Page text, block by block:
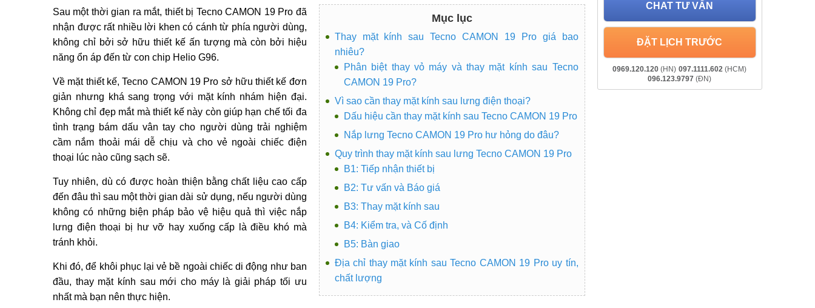
Mục lục
Thay mặt kính sau Tecno CAMON 19 Pro giá bao
nhiêu?
Phân biệt thay vỏ máy và thay mặt kính sau Tecno
CAMON 19 Pro?
Vì sao cần thay mặt kính sau lưng điện thoại?
Dấu hiệu cần thay mặt kính sau Tecno CAMON 19 Pro
Nắp lưng Tecno CAMON 19 Pro hư hỏng do đâu?
Quy trình thay mặt kính sau lưng Tecno CAMON 19 Pro
B1: Tiếp nhận thiết bị
B2: Tư vấn và Báo giá
B3: Thay mặt kính sau
B4: Kiểm tra, và Cố định
B5: Bàn giao
Địa chỉ thay mặt kính sau Tecno CAMON 19 Pro uy tín,
chất lượng
Sau một thời gian ra mắt, thiết bị Tecno CAMON 19 Pro đã
nhận được rất nhiều lời khen có cánh từ phía người dùng,
không chỉ bởi sở hữu thiết kế ấn tượng mà còn bởi hiệu
năng ổn áp đến từ con chip Helio G96.
Về mặt thiết kế, Tecno CAMON 19 Pro sở hữu thiết kế đơn
giản nhưng khá sang trọng với mặt kính nhám hiện đại.
Không chỉ đẹp mắt mà thiết kế này còn giúp hạn chế tối đa
tình trạng bám dấu vân tay cho người dùng trải nghiệm
cầm nắm thoải mái dễ chịu và cho vẻ ngoài chiếc điện
thoại lúc nào cũng sạch sẽ.
Tuy nhiên, dù có được hoàn thiện bằng chất liệu cao cấp
đến đâu thì sau một thời gian dài sử dụng, nếu người dùng
không có những biện pháp bảo vệ hiệu quả thì việc nắp
lưng điện thoại bị hư vỡ hay xuống cấp là điều khó mà
tránh khỏi.
Khi đó, để khôi phục lại vẻ bề ngoài chiếc di động như ban
đầu, thay mặt kính sau mới cho máy là giải pháp tối ưu
nhất mà bạn nên thực hiện.
CHAT TƯ VẤN
ĐẶT LỊCH TRƯỚC
0969.120.120 (HN) 097.1111.602 (HCM)
096.123.9797 (ĐN)